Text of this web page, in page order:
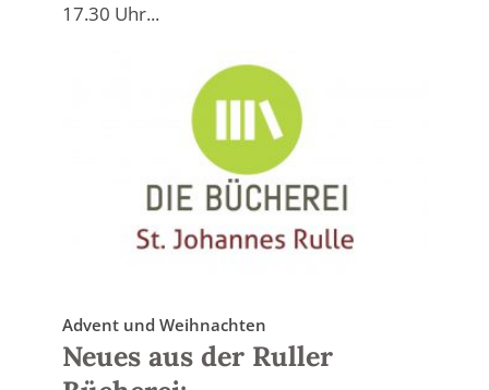
17.30 Uhr...
Advent und Weihnachten
Neues aus der Ruller